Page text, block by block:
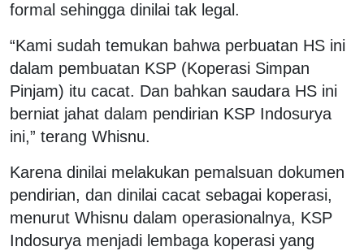
formal sehingga dinilai tak legal.
“Kami sudah temukan bahwa perbuatan HS ini
dalam pembuatan KSP (Koperasi Simpan
Pinjam) itu cacat. Dan bahkan saudara HS ini
berniat jahat dalam pendirian KSP Indosurya
ini,” terang Whisnu.
Karena dinilai melakukan pemalsuan dokumen
pendirian, dan dinilai cacat sebagai koperasi,
menurut Whisnu dalam operasionalnya, KSP
Indosurya menjadi lembaga koperasi yang